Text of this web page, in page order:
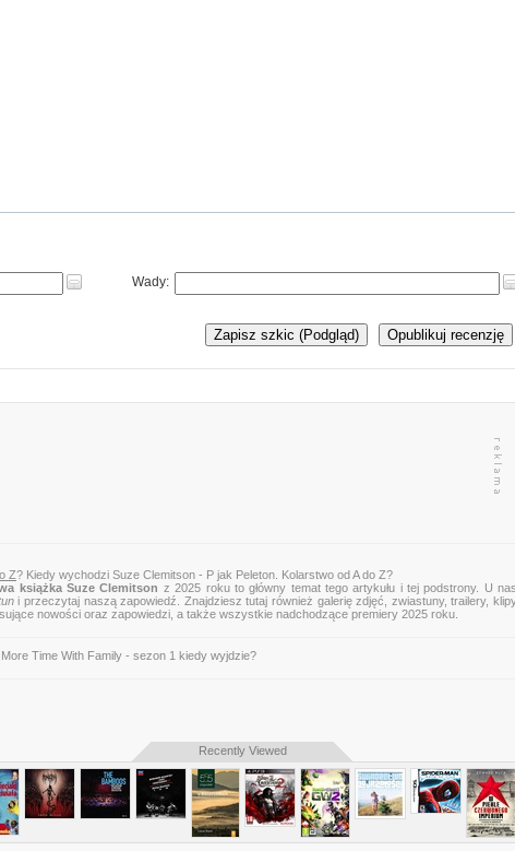
Wady:
Opublikuj recenzję
Zapisz szkic (Podgląd)
Z? Kiedy wychodzi Suze Clemitson - P jak Peleton. Kolarstwo od A do Z?
książka Suze Clemitson z 2025 roku to główny temat tego artykułu i tej podstrony. U nas
i przeczytaj naszą zapowiedź. Znajdziesz tutaj również galerię zdjęć, zwiastuny, trailery,
nowości oraz zapowiedzi, a także wszystkie nadchodzące premiery 2025 roku.
More Time With Family - sezon 1 kiedy wyjdzie?
NOWA KSIĄŻKA SUZE CLEMITSON -
Recently Viewed